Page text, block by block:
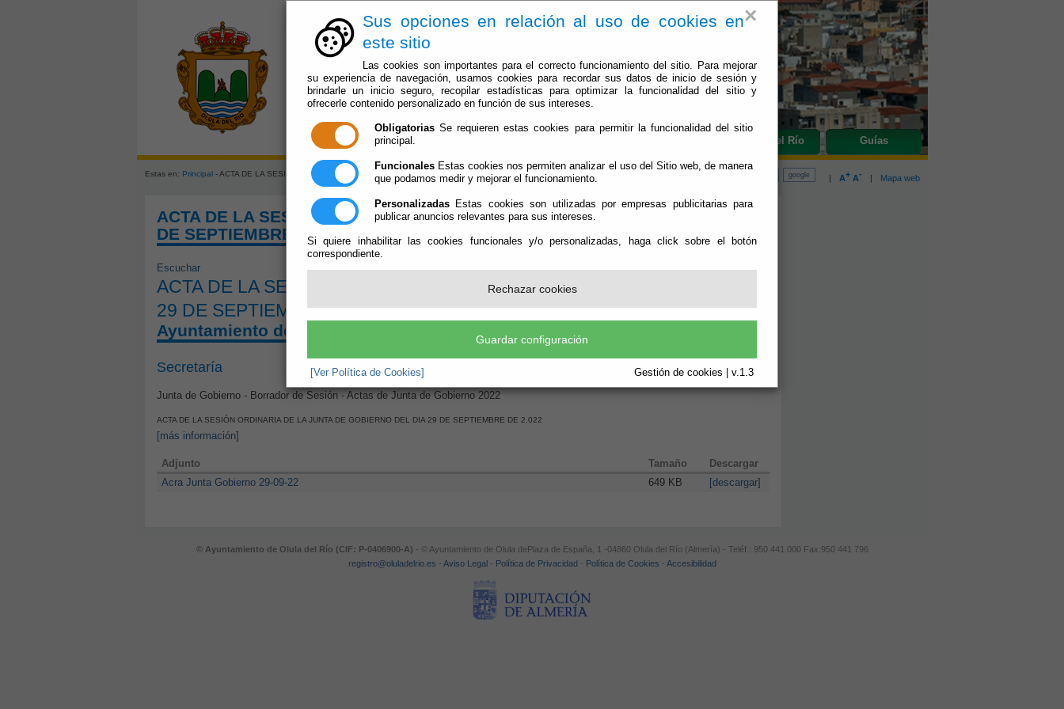
×
Sus opciones en relación al uso de cookies en
este sitio
Las cookies son importantes para el correcto funcionamiento del sitio. Para mejorar
su experiencia de navegación, usamos cookies para recordar sus datos de inicio de sesión y
brindarle un inicio seguro, recopilar estadísticas para optimizar la funcionalidad del sitio y
ofrecerle contenido personalizado en función de sus intereses.
Obligatorias Se requieren estas cookies para permitir la funcionalidad del sitio
principal.
Funcionales Estas cookies nos permiten analizar el uso del Sitio web, de manera
que podamos medir y mejorar el funcionamiento.
Personalizadas Estas cookies son utilizadas por empresas publicitarias para
publicar anuncios relevantes para sus intereses.
Si quiere inhabilitar las cookies funcionales y/o personalizadas, haga click sobre el botón
correspondiente.
Rechazar cookies
Guardar configuración
[Ver Política de Cookies] Gestión de cookies | v.1.3
Olula del Río Guías
Estas en: Principal- ACTA DE LA SESIÓN ORDINARIA DE LA JUNTA DE GOBIERNO DEL DIA 29 DE SEPTIEMBRE DE 2.022 | A+ A- | Mapa web
ACTA DE LA SESIÓN ORDINARIA DE LA JUNTA DE GOBIERNO DEL DIA 29
DE SEPTIEMBRE DE 2.022
Escuchar
ACTA DE LA SESIÓN ORDINARIA DE LA JUNTA DE GOBIERNO DEL DIA
29 DE SEPTIEMBRE DE 2.022
Ayuntamiento de Olula del Río
Secretaría
Junta de Gobierno - Borrador de Sesión - Actas de Junta de Gobierno 2022
Publicado:26/10/2022
ACTA DE LA SESIÓN ORDINARIA DE LA JUNTA DE GOBIERNO DEL DIA 29 DE SEPTIEMBRE DE 2.022
[más información]
Adjunto Tamaño
Descargar
Acra Junta Gobierno 29-09-22
649 KB [descargar]
© Ayuntamiento de Olula del Río (CIF: P-0406900-A) - © Ayuntamiento de Olula dePlaza de España, 1 -04860 Olula del Río (Almería) - Teléf.: 950.441.000 Fax:950 441 796
registro@oluladelrio.es - Aviso Legal- Política de Privacidad- Política de Cookies - Accesibilidad